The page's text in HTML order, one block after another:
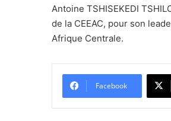
Antoine TSHISEKEDI
de la CEEAC, pour son
Afrique Centrale.
Facebook